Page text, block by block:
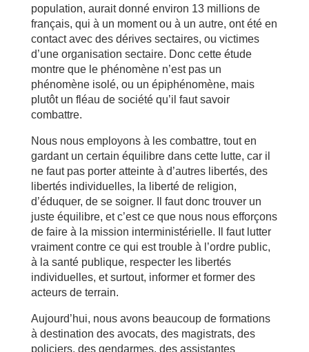
population, aurait donné environ 13 millions de
français, qui à un moment ou à un autre, ont été en
contact avec des dérives sectaires, ou victimes
d’une organisation sectaire. Donc cette étude
montre que le phénomène n’est pas un
phénomène isolé, ou un épiphénomène, mais
plutôt un fléau de société qu’il faut savoir
combattre.
Nous nous employons à les combattre, tout en
gardant un certain équilibre dans cette lutte, car il
ne faut pas porter atteinte à d’autres libertés, des
libertés individuelles, la liberté de religion,
d’éduquer, de se soigner. Il faut donc trouver un
juste équilibre, et c’est ce que nous nous efforçons
de faire à la mission interministérielle. Il faut lutter
vraiment contre ce qui est trouble à l’ordre public,
à la santé publique, respecter les libertés
individuelles, et surtout, informer et former des
acteurs de terrain.
Aujourd’hui, nous avons beaucoup de formations
à destination des avocats, des magistrats, des
policiers, des gendarmes, des assistantes